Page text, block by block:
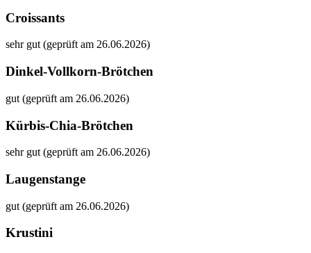
Croissants
sehr gut (geprüft am 26.06.2026)
Dinkel-Vollkorn-Brötchen
gut (geprüft am 26.06.2026)
Kürbis-Chia-Brötchen
sehr gut (geprüft am 26.06.2026)
Laugenstange
gut (geprüft am 26.06.2026)
Krustini